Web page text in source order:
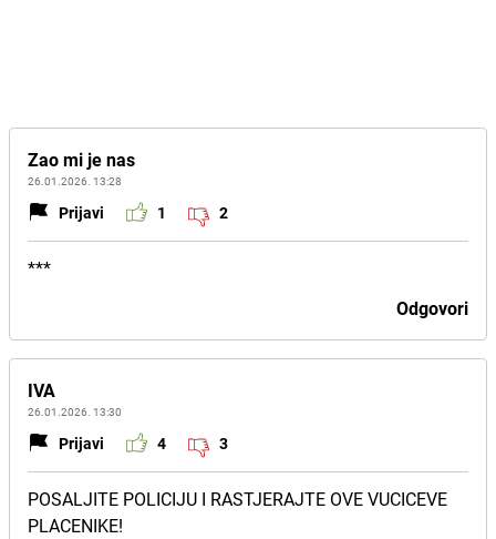
Zao mi je nas
26.01.2026. 13:28
Prijavi 1 2
***
Odgovori
IVA
26.01.2026. 13:30
Prijavi 4 3
POSALJITE POLICIJU I RASTJERAJTE OVE VUCICEVE
PLACENIKE!